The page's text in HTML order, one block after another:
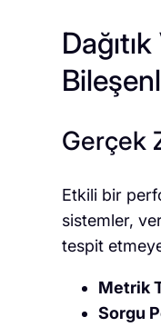
Gerçek
Etkili bir
sistemler,
tespit
Metrik
Sorgu